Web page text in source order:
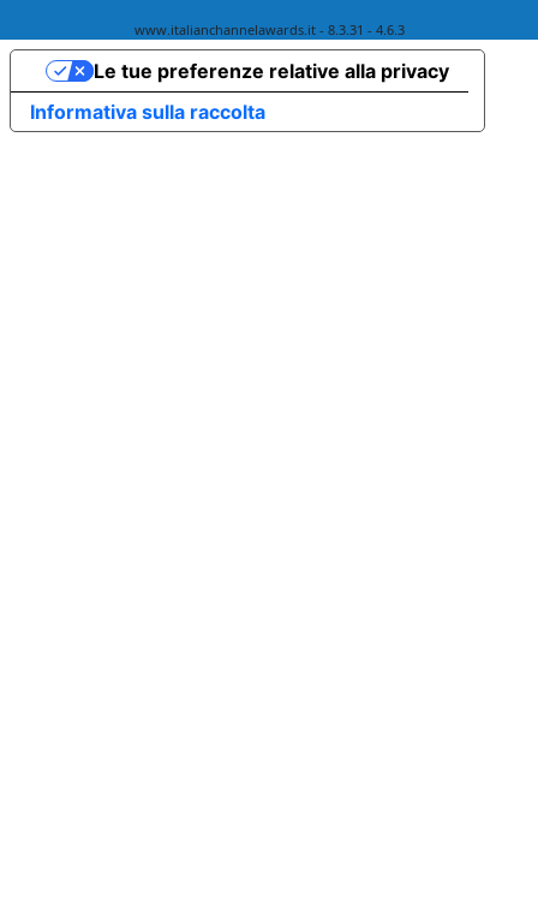
www.italianchannelawards.it - 8.3.31 - 4.6.3
Informativa sulla raccolta
Le tue preferenze relative alla privacy